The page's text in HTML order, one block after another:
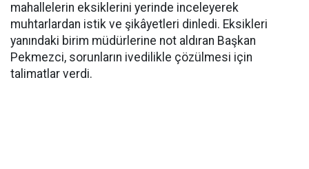
mahallelerin eksiklerini yerinde inceleyerek
muhtarlardan istik ve şikâyetleri dinledi. Eksikleri
yanındaki birim müdürlerine not aldıran Başkan
Pekmezci, sorunların ivedilikle çözülmesi için
talimatlar verdi.